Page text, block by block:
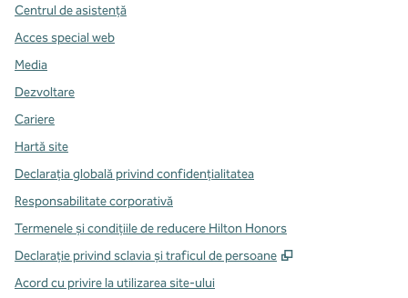
Centrul de asistență
Acces special web
Media
Dezvoltare
Cariere
Hartă site
Declarația globală privind confidenţialitatea
Responsabilitate corporativă
Termenele și condițiile de reducere Hilton Honors
Declarație privind sclavia și traficul de persoane
,
Acord cu privire la utilizarea site-ului